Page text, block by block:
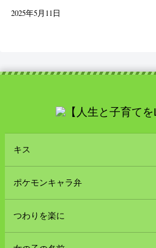
2025年5月11日
キス
ポケモンキャラ弁
つわりを楽に